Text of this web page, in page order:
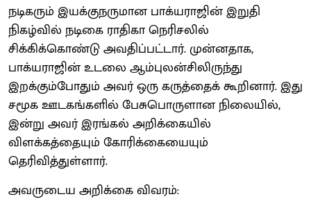
நடிகரும் இயக்குநருமான பாக்யராஜின் இறுதி
நிகழ்வில் நடிகை ராதிகா நெரிசலில்
சிக்கிக்கொண்டு அவதிப்பட்டார். முன்னதாக,
பாக்யராஜின் உடலை ஆம்புலன்சிலிருந்து
இறக்கும்போதும் அவர் ஒரு கருத்தைக் கூறினார். இது
சமூக ஊடகங்களில் பேசுபொருளான நிலையில்,
இன்று அவர் இரங்கல் அறிக்கையில்
விளக்கத்தையும் கோரிக்கையையும்
தெரிவித்துள்ளார்.
அவருடைய அறிக்கை விவரம்: